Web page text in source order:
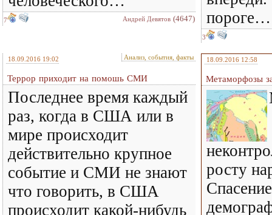
7 Андрей Девятов (4647)
пороге…
3
18.09.2016 19:02 Анализ, события, факты
Террор приходит на помошь СМИ
Последнее время каждый
раз, когда в США или в
мире происходит
действительно крупное
событие и СМИ не знают
что говорить, в США
происходит какой-нибудь
18.09.2016 12:58
Метаморфозы
росту